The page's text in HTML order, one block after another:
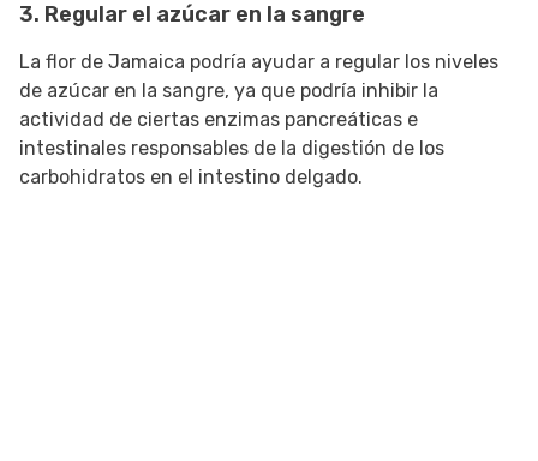
3. Regular el azúcar en la sangre
La flor de Jamaica podría ayudar a regular los niveles
de azúcar en la sangre, ya que podría inhibir la
actividad de ciertas enzimas pancreáticas e
intestinales responsables de la digestión de los
carbohidratos en el intestino delgado.